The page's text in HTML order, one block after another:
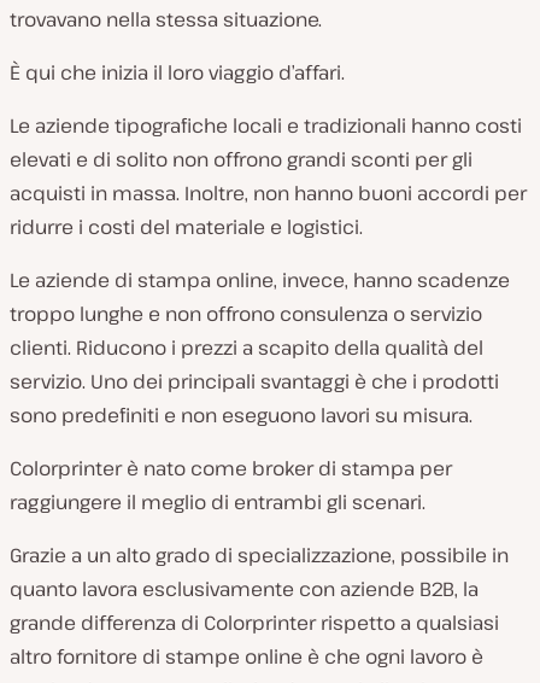
trovavano nella stessa situazione.
È qui che inizia il loro viaggio d’affari.
Le aziende tipografiche locali e tradizionali hanno costi
elevati e di solito non offrono grandi sconti per gli
acquisti in massa. Inoltre, non hanno buoni accordi per
ridurre i costi del materiale e logistici.
Le aziende di stampa online, invece, hanno scadenze
troppo lunghe e non offrono consulenza o servizio
clienti. Riducono i prezzi a scapito della qualità del
servizio. Uno dei principali svantaggi è che i prodotti
sono predefiniti e non eseguono lavori su misura.
Colorprinter è nato come broker di stampa per
raggiungere il meglio di entrambi gli scenari.
Grazie a un alto grado di specializzazione, possibile in
quanto lavora esclusivamente con aziende B2B, la
grande differenza di Colorprinter rispetto a qualsiasi
altro fornitore di stampe online è che ogni lavoro è